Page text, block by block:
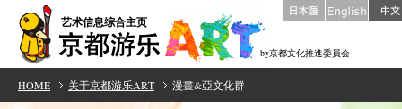
艺术信息综合主页
by京都文化推進委員会
HOME 关于京都游乐ART 漫畫&亞文化群